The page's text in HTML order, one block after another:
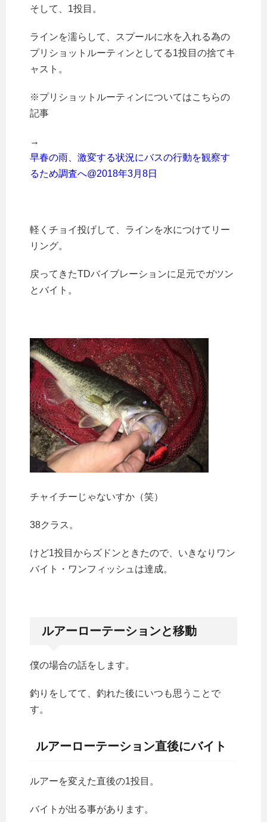
そして、1投目。
ラインを濡らして、スプールに水を入れる為の
プリショットルーティンとしてる1投目の捨てキ
ャスト。
※プリショットルーティンについてはこちらの
記事
→
早春の雨、激変する状況にバスの行動を観察す
るため調査へ@2018年3月8日
軽くチョイ投げして、ラインを水につけてリー
リング。
戻ってきたTDバイブレーションに足元でガツン
とバイト。
チャイチーじゃないすか（笑）
38クラス。
けど1投目からズドンときたので、いきなりワン
バイト・ワンフィッシュは達成。
ルアーローテーションと移動
僕の場合の話をします。
釣りをしてて、釣れた後にいつも思うことで
す。
ルアーローテーション直後にバイト
ルアーを変えた直後の1投目。
バイトが出る事があります。